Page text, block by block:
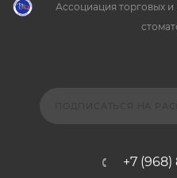
Ассоциация торговых
+7